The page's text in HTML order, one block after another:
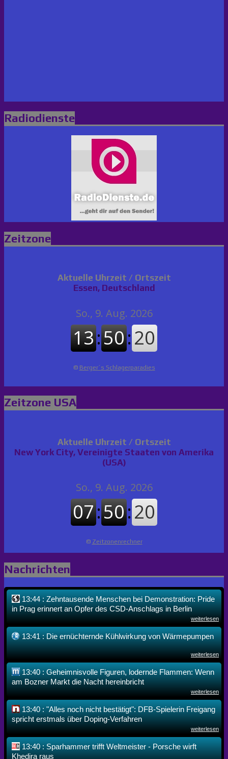
Radiodienste
Zeitzone
Aktuelle Uhrzeit / Ortszeit
Essen, Deutschland
© Berger´s Schlagerparadies
Zeitzone USA
Aktuelle Uhrzeit / Ortszeit
New York City, Vereinigte Staaten von Amerika
(USA)
© Zeitzonenrechner
Nachrichten
13:44 : Zehntausende Menschen bei Demonstration: Pride
in Prag erinnert an Opfer des CSD-Anschlags in Berlin
weiterlesen
13:41 : Die ernüchternde Kühlwirkung von Wärmepumpen
weiterlesen
13:40 : Geheimnisvolle Figuren, lodernde Flammen: Wenn
am Bozner Markt die Nacht hereinbricht
weiterlesen
13:40 : "Alles noch nicht bestätigt": DFB-Spielerin Freigang
spricht erstmals über Doping-Verfahren
weiterlesen
13:40 : Sparhammer trifft Weltmeister - Porsche wirft
Khedira raus